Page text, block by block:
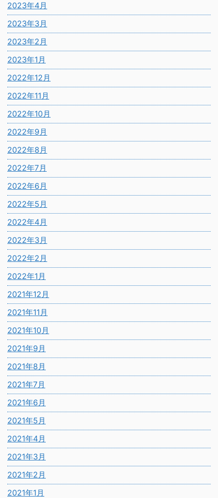
2023年4月
2023年3月
2023年2月
2023年1月
2022年12月
2022年11月
2022年10月
2022年9月
2022年8月
2022年7月
2022年6月
2022年5月
2022年4月
2022年3月
2022年2月
2022年1月
2021年12月
2021年11月
2021年10月
2021年9月
2021年8月
2021年7月
2021年6月
2021年5月
2021年4月
2021年3月
2021年2月
2021年1月